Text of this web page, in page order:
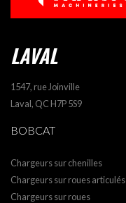
LAVAL
1547, rue Joinville
Laval, QC H7P 5S9
BOBCAT
Chargeurs sur chenilles
Chargeurs sur roues articulés
Chargeurs sur roues